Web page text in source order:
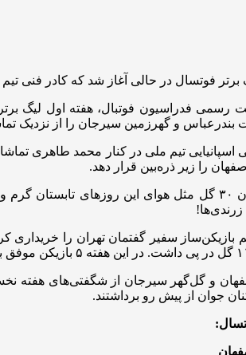
برتر فوتسال در حالی آغاز شد که کادر فنی
رسمی فدراسیون فوتبال، هفته اول لیگ
و گهرزمین سیرجان را از نزدیک
اسپانیایی تیم ملی در کنار محمد طاهری
را زیر ذره‌بین قرار دهد.
تیم بازیکن‌ساز سفیر گفتمان تهران را
و گل‌گهر سیرجان از شگفتی‌های هفته
جوان از پیش رو برداشتند.